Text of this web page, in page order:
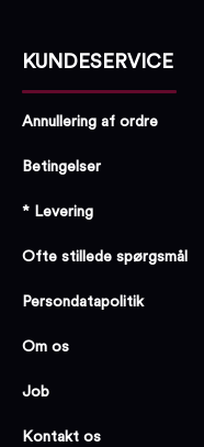
KUNDESERVICE
Annullering af ordre
Betingelser
* Levering
Ofte stillede spørgsmål
Persondatapolitik
Om os
Job
Kontakt os